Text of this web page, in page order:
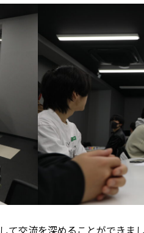
て交流を深めることができま